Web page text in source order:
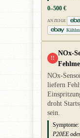
0–500 €
ANZEIGE
!!
NOx-
NOx-
liefern
droht
sein.
Symptome:
P20EE